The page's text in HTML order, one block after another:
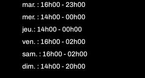
mar. : 16h00 - 23h00
mer. : 14h00 - 00h00
jeu.: 14h00 - 00h00
ven. : 16h00 - 02h00
sam. : 16h00 - 02h00
dim. : 14h00 - 20h00